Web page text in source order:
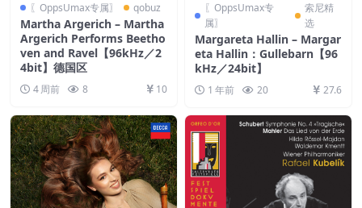
〖OppsUmax专属〗 qobuz
Martha Argerich – Martha
Argerich Performs Beetho
ven and Ravel【96kHz／2
4bit】德国区
4 周前 8 10
〖OppsUmax专
属〗
索尼精
选
Margareta Hallin – Margar
eta Hallin：Gullebarn【96
kHz／24bit】
1 年前 20 27.6